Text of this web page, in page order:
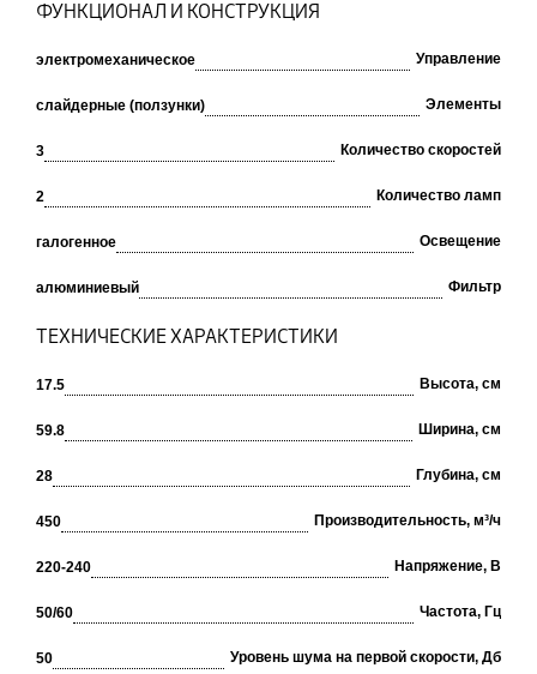
ФУНКЦИОНАЛ И КОНСТРУКЦИЯ
электромеханическое Управление
слайдерные (ползунки) Элементы
3 Количество скоростей
2 Количество ламп
галогенное Освещение
алюминиевый Фильтр
ТЕХНИЧЕСКИЕ ХАРАКТЕРИСТИКИ
17.5 Высота, см
59.8 Ширина, см
28 Глубина, см
450 Производительность, м³/ч
220-240 Напряжение, В
50/60 Частота, Гц
50 Уровень шума на первой скорости, Дб